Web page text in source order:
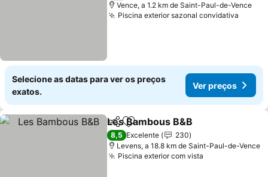
Vence, a 1.2 km de Saint-Paul-de-Vence
Piscina exterior sazonal convidativa
Selecione as datas para ver os preços
exatos.
Ver preços
PartilharAdicionar aos favoritos
Les Bambous B&B
8,5 Excelente
230
Levens, a 18.8 km de Saint-Paul-de-Vence
Piscina exterior com vista